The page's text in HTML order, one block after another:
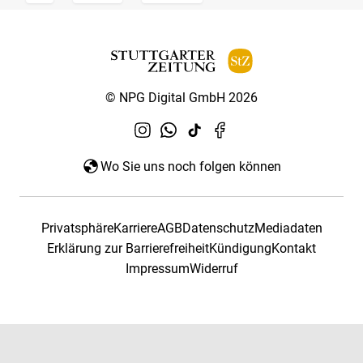
© NPG Digital GmbH 2026
Wo Sie uns noch folgen können
PrivatsphäreKarriereAGBDatenschutzMediadaten
Erklärung zur BarrierefreiheitKündigungKontakt
ImpressumWiderruf